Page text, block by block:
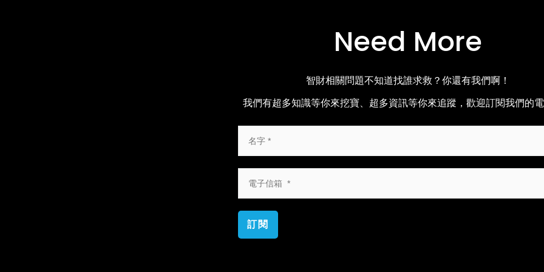
Need More
智財相關問題不知道找誰求救？你還有我們啊！
我們有超多知識等你來挖寶、超多資訊等你來追蹤，歡迎訂閱我們的
訂閱